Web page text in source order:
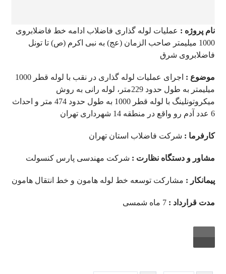
نام پروژه : عملیات لوله گذاری فاضلاب ادامه خط فاضلابروی
1000 میلیمتر صاحب الزمان (عج) به نبی اکرم (ص) تا تونل
فاضلابروی شرق
موضوع :
اجرای عملیات لوله گذاری در نقب با لوله قطر 1000
میلیمتر به طول حدود 229متر، لوله رانی به روش
میکروتونلینگ با لوله قطر 1000 به طول حدود 474 متر و احداث
6 عدد آدم رو واقع در منطقه 14 شهرداری تهران
کارفرما : شرکت فاضلاب استان تهران
مشاور و دستگاه نظارت : شرکت مهندسی پارس کنسولت
پیمانکار : مشارکت توسعه خط لوله هامون و خط انتقال هامون
مدت قرارداد : 7 ماه شمسی